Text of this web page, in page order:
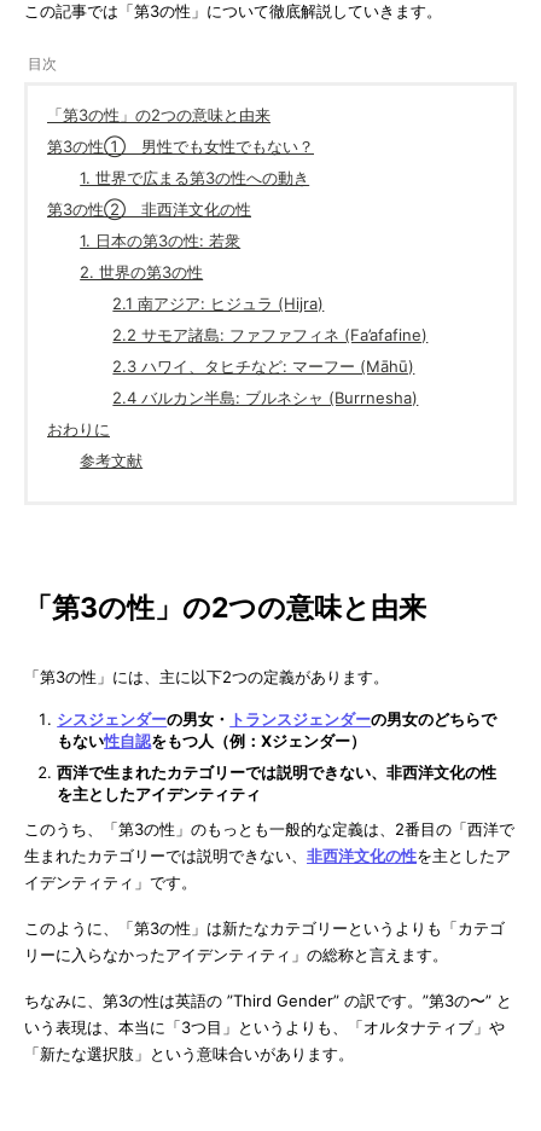
この記事では「第3の性」について徹底解説していきます。
「第3の性」の2つの意味と由来
第3の性① 男性でも女性でもない？
1. 世界で広まる第3の性への動き
第3の性② 非西洋文化の性
1. 日本の第3の性: 若衆
2. 世界の第3の性
2.1 南アジア: ヒジュラ (Hijra)
2.2 サモア諸島: ファファフィネ (Fa’afafine)
2.3 ハワイ、タヒチなど: マーフー (Māhū)
2.4 バルカン半島: ブルネシャ (Burrnesha)
おわりに
参考文献
「第3の性」の2つの意味と由来
「第3の性」には、主に以下2つの定義があります。
シスジェンダーの男女・ トランスジェンダーの男女のどちらで
もない性自認をもつ人（例：Xジェンダー）
西洋で生まれたカテゴリーでは説明できない、非西洋文化の性
を主としたアイデンティティ
このうち、「第3の性」のもっとも一般的な定義は、2番目の「西洋で
生まれたカテゴリーでは説明できない、 非西洋文化の性を主としたア
イデンティティ」です。
このように、「第3の性」は新たなカテゴリーというよりも「カテゴ
リーに入らなかったアイデンティティ」の総称と言えます。
ちなみに、第3の性は英語の ”Third Gender” の訳です。”第3の〜” と
いう表現は、本当に「3つ目」というよりも、「オルタナティブ」や
「新たな選択肢」という意味合いがあります。